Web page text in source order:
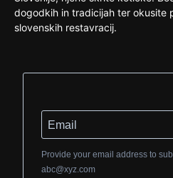
dogodkih in tradicijah ter okusite
slovenskih restavracij.
Provide your email address to
abc@xyz.com